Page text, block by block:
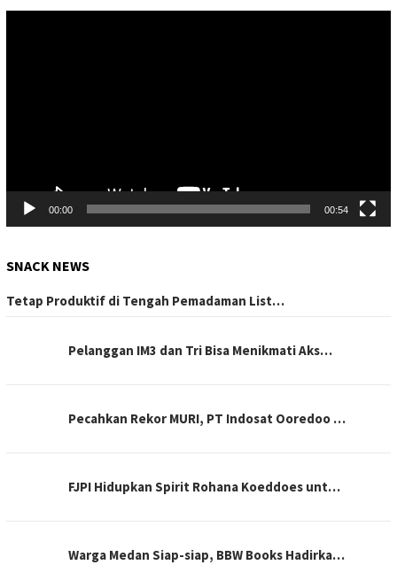
00:00 00:54
SNACK NEWS
Tetap Produktif di Tengah Pemadaman List…
Pelanggan IM3 dan Tri Bisa Menikmati Aks…
Pecahkan Rekor MURI, PT Indosat Ooredoo …
FJPI Hidupkan Spirit Rohana Koeddoes unt…
Warga Medan Siap-siap, BBW Books Hadirka…